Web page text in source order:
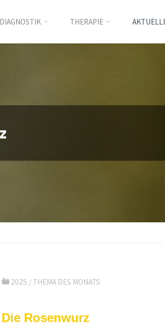
DIAGNOSTIK THERAPIE
2025 / THEMA DES MONATS
Die Rosenwurz